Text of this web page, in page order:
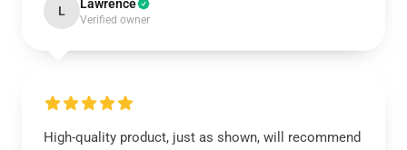
L Lawrence
Verified owner
High-quality product, just as shown, will recommend